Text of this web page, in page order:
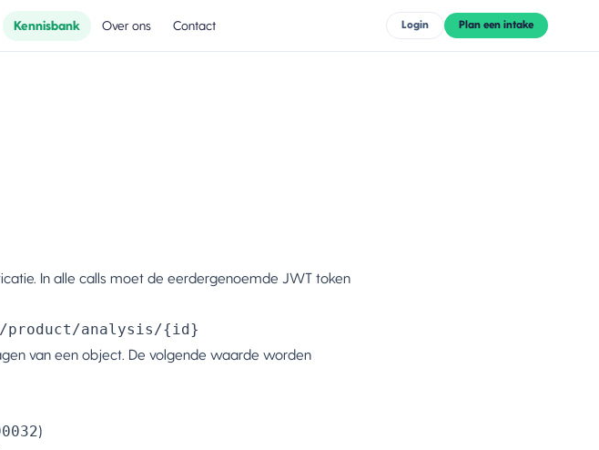
Kennisbank Over ons Contact Login Plan een intake
In alle calls moet de eerdergenoemde JWT token
product/analysis/{id}
van een object. De volgende waarde worden
)